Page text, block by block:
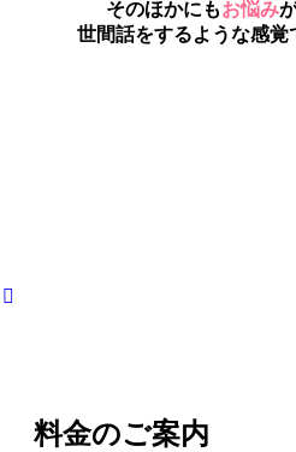
そのほかにもお悩み
世間話をするような感覚
料金のご案内